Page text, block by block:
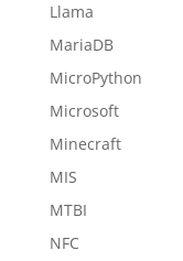
Llama
MariaDB
MicroPython
Microsoft
Minecraft
MIS
MTBI
NFC